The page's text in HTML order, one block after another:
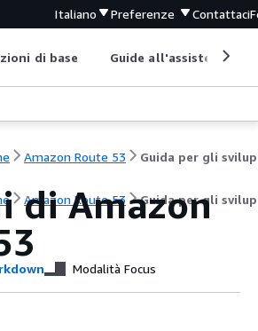
Italiano Preferenze Contattaci
di base Guide all'assistenza
Amazon Route 53
Amazon Route 53 Guida per gli
di Amazon
Modalità Focus